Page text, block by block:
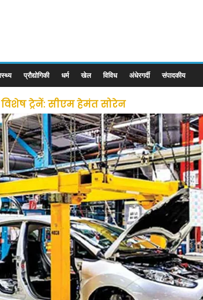
प्रौद्योगिकी धर्म खेल विविध अंधेरगर्दी संपादकीय
ट्रेनें: सीएम हेमंत सोरेन
जल्द होगी घर वापसी
लोगो ने कराया पंजीयन: राजस्थान सरकार
में खोलने की मिली इजाजत: गृह मंत्रालय
मंत्रालय